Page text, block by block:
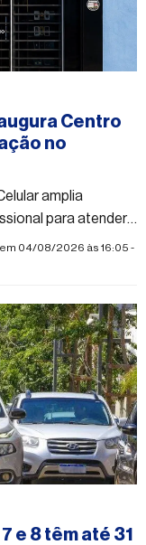
Centro
no
amplia
para atender
04/08/2026 às 16:05 -
e 8 têm até 31